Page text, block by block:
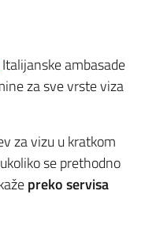
Italijanske ambasade
za sve vrste viza
za vizu u kratkom
se prethodno
preko servisa